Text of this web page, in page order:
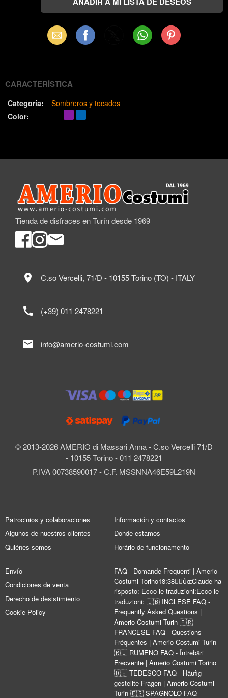
Email Facebook WhatsAppPinterest
CARACTERÍSTICA
Categoría:
Sombreros y tocados
Color:
Tienda de disfraces en Turín desde 1969
© 2013-2026 AMERIO di Massari Anna - C.so Vercelli 71/D
- 10155 Torino - 011 2478221
P.IVA 00738590017 - C.F. MSSNNA46E59L219N
location_on C.so Vercelli, 71/D - 10155 Torino (TO) - ITALY
call (+39) 011 2478221
mail info@amerio-costumi.com
Patrocinios y colaboraciones
Algunos de nuestros clientes
Quiénes somos
Información y contactos
Donde estamos
Horário de funcionamento
Envío
Condiciones de venta
Derecho de desistimiento
Cookie Policy
FAQ - Domande Frequenti | Amerio
Costumi Torino18:38Claude ha
risposto: Ecco le traduzioni:Ecco le
traduzioni: 🇬🇧 INGLESE FAQ -
Frequently Asked Questions |
Amerio Costumi Turin 🇫🇷
FRANCESE FAQ - Questions
Fréquentes | Amerio Costumi Turin
🇷🇴 RUMENO FAQ - Întrebări
Frecvente | Amerio Costumi Torino
🇩🇪 TEDESCO FAQ - Häufig
gestellte Fragen | Amerio Costumi
Turin 🇪🇸 SPAGNOLO FAQ -